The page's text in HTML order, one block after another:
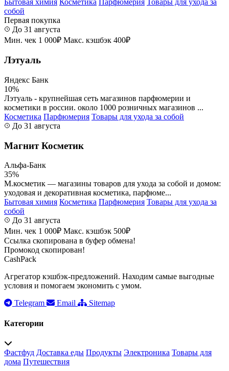
собой
Первая покупка
До 31 августа
Мин. чек 1 000₽ Макс. кэшбэк 400₽
Лэтуаль
Яндекс Банк
10%
Лэтуаль - крупнейшая сеть магазинов парфюмерии и
косметики в россии. около 1000 розничных магазинов ...
Косметика Парфюмерия Товары для ухода за собой
До 31 августа
Магнит Косметик
Альфа-Банк
35%
М.косметик — магазины товаров для ухода за собой и домом:
уходовая и декоративная косметика, парфюме...
Бытовая химия Косметика Парфюмерия Товары для ухода за
собой
До 31 августа
Мин. чек 1 000₽ Макс. кэшбэк 500₽
Ссылка скопирована в буфер обмена!
Промокод скопирован!
CashPack
Агрегатор кэшбэк-предложений. Находим самые выгодные
условия и помогаем экономить с умом.
Telegram
Email Sitemap
Категории
Фастфуд Доставка еды Продукты Электроника Товары для
дома Путешествия